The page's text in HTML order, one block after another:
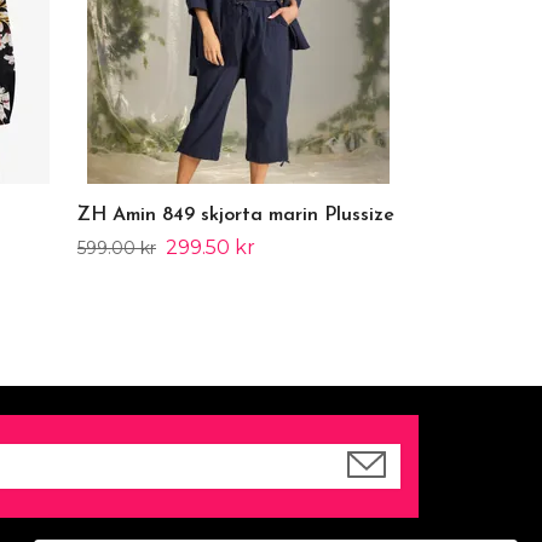
ZH Amin 849 skjorta marin Plussize
599.00 kr 299.50 kr